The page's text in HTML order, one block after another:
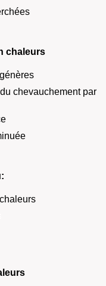
chaleurs
chevauchement par